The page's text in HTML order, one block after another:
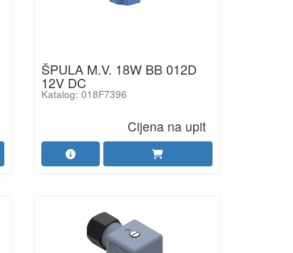
ŠPULA M.V. 18W BB 012D
12V DC
Katalog: 018F7396
Cijena na upit